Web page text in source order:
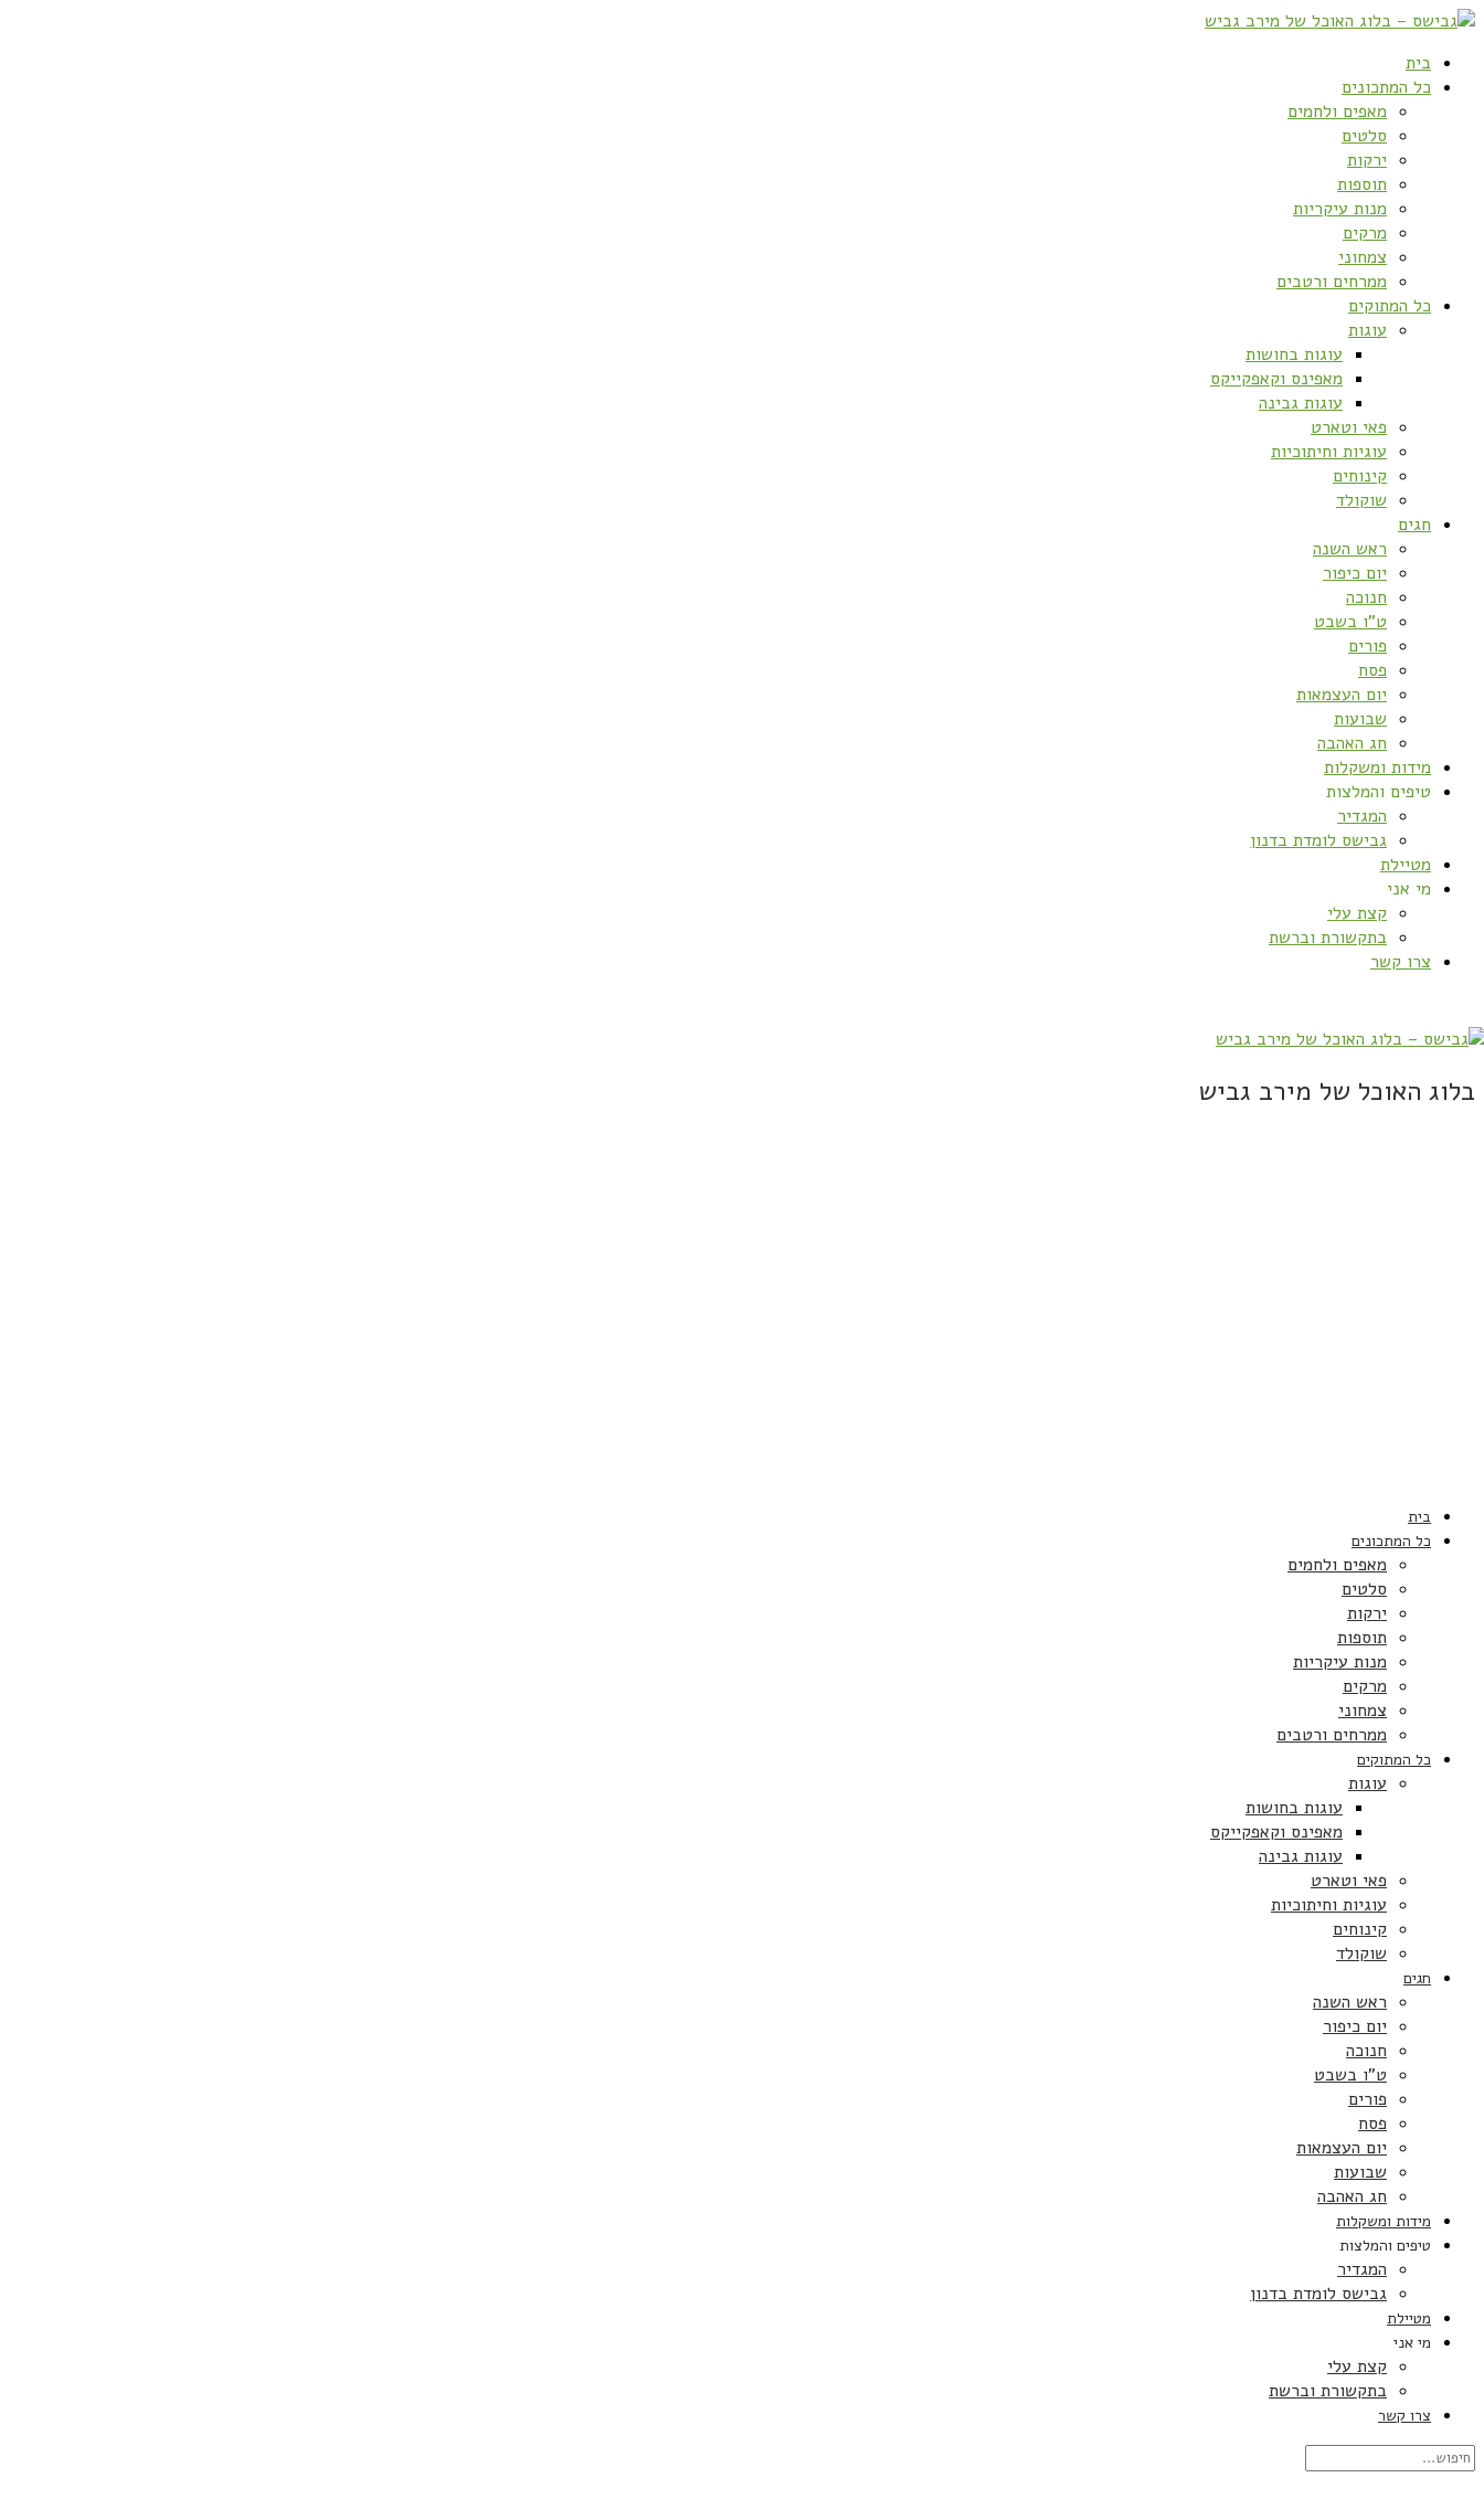
בית
כל המתכונים
מאפים ולחמים
סלטים
ירקות
תוספות
מנות עיקריות
מרקים
צמחוני
ממרחים ורטבים
כל המתוקים
עוגות
עוגות בחושות
מאפינס וקאפקייקס
עוגות גבינה
פאי וטארט
עוגיות וחיתוכיות
קינוחים
שוקולד
חגים
ראש השנה
יום כיפור
חנוכה
ט”ו בשבט
פורים
פסח
יום העצמאות
שבועות
חג האהבה
מידות ומשקלות
טיפים והמלצות
המגדיר
גבישס לומדת בדנון
מטיילת
מי אני
קצת עלי
בתקשורת וברשת
צרו קשר
בלוג האוכל של מירב גביש
בית
כל המתכונים
מאפים ולחמים
סלטים
ירקות
תוספות
מנות עיקריות
מרקים
צמחוני
ממרחים ורטבים
כל המתוקים
עוגות
עוגות בחושות
מאפינס וקאפקייקס
עוגות גבינה
פאי וטארט
עוגיות וחיתוכיות
קינוחים
שוקולד
חגים
ראש השנה
יום כיפור
חנוכה
ט”ו בשבט
פורים
פסח
יום העצמאות
שבועות
חג האהבה
מידות ומשקלות
טיפים והמלצות
המגדיר
גבישס לומדת בדנון
מטיילת
מי אני
קצת עלי
בתקשורת וברשת
צרו קשר